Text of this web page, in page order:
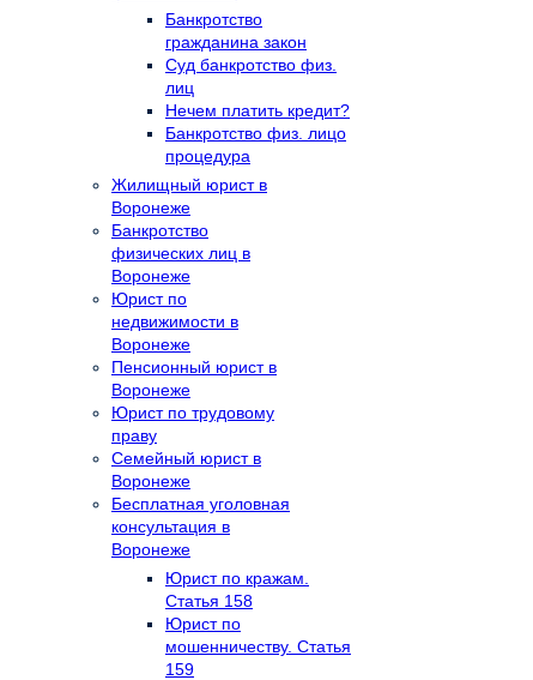
Банкротство
гражданина закон
Суд банкротство физ.
лиц
Нечем платить кредит?
Банкротство физ. лицо
процедура
Жилищный юрист в
Воронеже
Банкротство
физических лиц в
Воронеже
Юрист по
недвижимости в
Воронеже
Пенсионный юрист в
Воронеже
Юрист по трудовому
праву
Семейный юрист в
Воронеже
Бесплатная уголовная
консультация в
Воронеже
Юрист по кражам.
Статья 158
Юрист по
мошенничеству. Статья
159